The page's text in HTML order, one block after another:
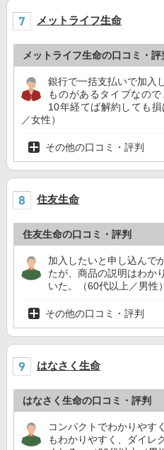
メットライフ生命
メットライフ生命の口コミ・評
銀行で一括支払いで加入
ものがあるタイプなの
10年経てば解約しても
／女性）
その他の口コミ・評判
住友生命
住友生命の口コミ・評判
加入したいと申し込んで
たが、商品の説明はわか
いた。（60代以上／男性）
その他の口コミ・評判
はなさく生命
はなさく生命の口コミ・評判
コンパクトでわかりやす
もわかりやすく、ダイレ